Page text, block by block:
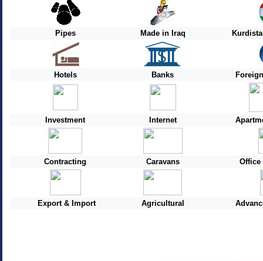
Pipes Made in Iraq
Hotels Banks Foreign
Investment Internet
Contracting Caravans Office
Export & Import Agricultural